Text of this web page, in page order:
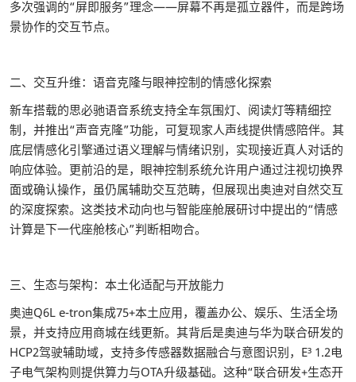
多次强调的“屏即服务”理念——屏幕不再是孤立器件，而是跨场
景协作的交互节点。
二、交互升维：语音克隆与眼神控制的情感化探索
新车搭载的思必驰语音系统支持全车氛围灯、阅读灯等精细控
制，并推出“声音克隆”功能，可复现家人声线提供情感陪伴。其
底层情感化引擎通过语义理解与情绪识别，实现接近真人对话的
响应体验。更前沿的是，眼神控制系统允许用户通过注视切换界
面或确认操作，虽仍属辅助交互范畴，但展现出奥迪对自然交互
的深度探索。这类技术动向也与智能座舱展研讨中提出的“情感
计算是下一代座舱核心”判断相吻合。
三、生态与架构：本土化适配与开放能力
奥迪Q6L e-tron集成75+本土应用，覆盖办公、娱乐、生活全场
景，并支持应用商城在线更新。其背后是奥迪与华为联合研发的
HCP2驾驶辅助域，支持多传感器数据融合与意图识别，E³ 1.2电
子电气架构则提供算力与OTA升级基础。这种“联合研发+生态开